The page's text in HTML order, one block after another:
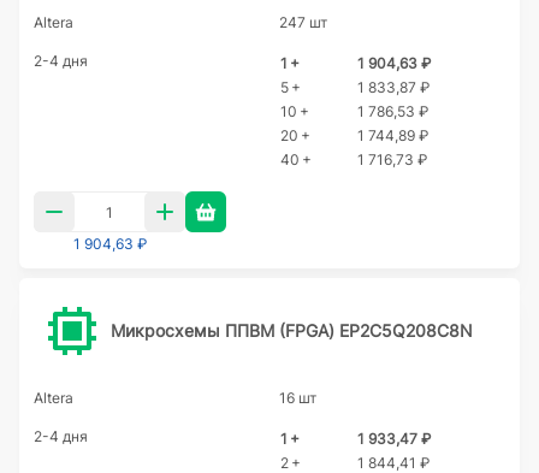
Altera 247 шт
2-4 дня 1 +
1 904,63 ₽
5 +
1 833,87 ₽
10 +
1 786,53 ₽
20 +
1 744,89 ₽
40 +
1 716,73 ₽
1 904,63 ₽
Микросхемы ППВМ (FPGA) EP2C5Q208C8N
Altera 16 шт
2-4 дня 1 +
1 933,47 ₽
2 +
1 844,41 ₽